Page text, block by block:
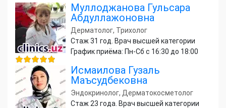
Муллоджанова Гульсара
Абдуллажоновна
Дерматолог, Трихолог
Стаж 31 год. Врач высшей категории
График приёма: Пн-Сб с 16:30 до 18:00
Исмаилова Гузаль
Маъсудбековна
Эндокринолог, Дерматокосметолог
Стаж 23 года. Врач высшей категории